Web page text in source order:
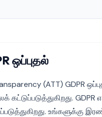
ஒப்புதல்
(ATT) GDPR
உங்களுக்கு